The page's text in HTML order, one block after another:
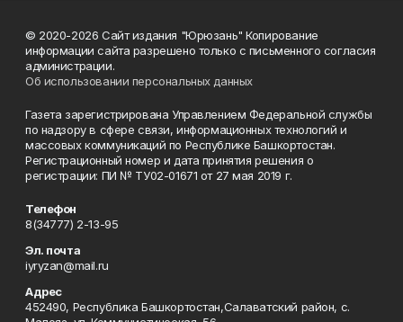
© 2020-2026 Сайт издания "Юрюзань" Копирование
информации сайта разрешено только с письменного согласия
администрации.
Об использовании персональных данных
Газета зарегистрирована Управлением Федеральной службы
по надзору в сфере связи, информационных технологий и
массовых коммуникаций по Республике Башкортостан.
Регистрационный номер и дата принятия решения о
регистрации: ПИ № ТУ02-01671 от 27 мая 2019 г.
Телефон
8(34777) 2-13-95
Эл. почта
iyryzan@mail.ru
Адрес
452490, Республика Башкортостан,Салаватский район, с.